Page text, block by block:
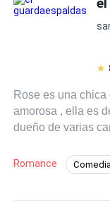
Desafío a las
Rose es una
amorosa , ella es
dueño de varias
un guardaspalda para su hija
hombre frio ,
Romance